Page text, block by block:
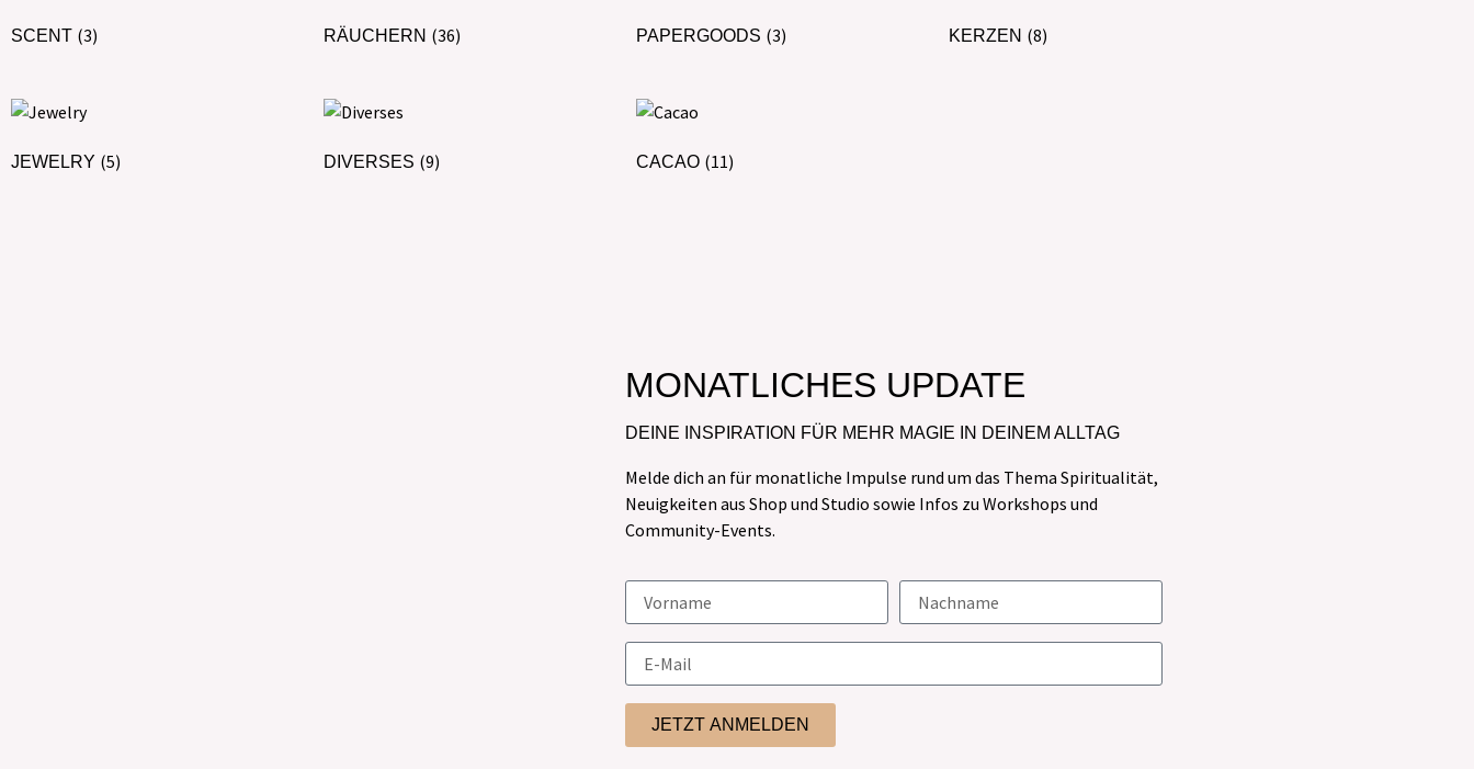
SCENT (3) RÄUCHERN (36) PAPERGOODS (3) KERZEN (8)
JEWELRY (5) DIVERSES (9) CACAO (11)
MONATLICHES UPDATE
DEINE INSPIRATION FÜR MEHR MAGIE IN DEINEM ALLTAG
Melde dich an für monatliche Impulse rund um das Thema Spiritualität,
Neuigkeiten aus Shop und Studio sowie Infos zu Workshops und
Community-Events.
JETZT ANMELDEN